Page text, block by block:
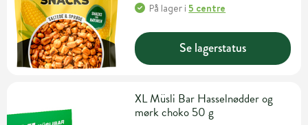
På lager i5 centre
Se lagerstatus
XL Müsli Bar Hasselnødder og
mørk choko 50 g